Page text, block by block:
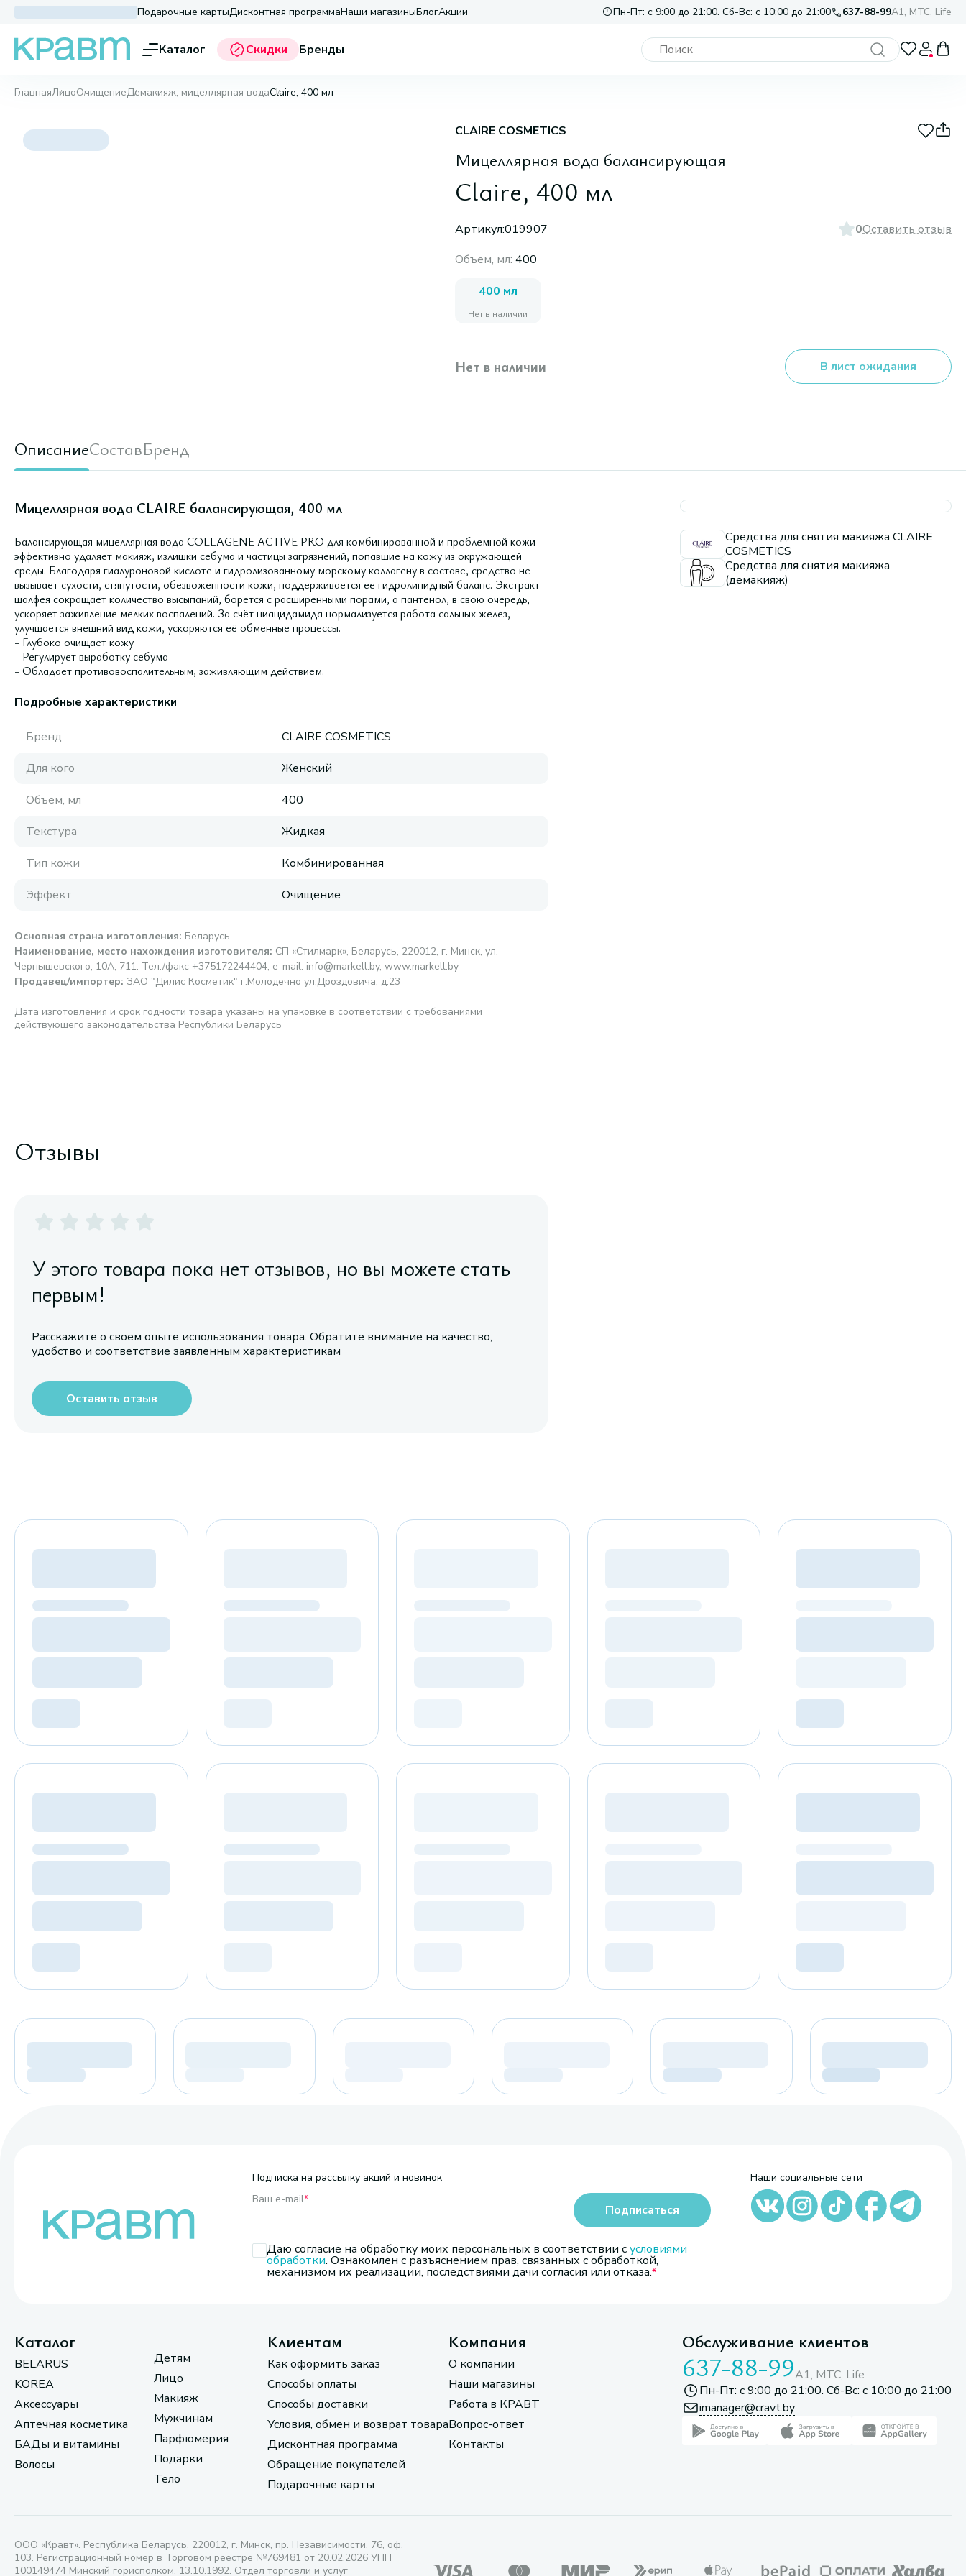
Подарочные картыДисконтная программаНаши магазиныБлогАкции Пн-Пт: с 9:00 до 21:00. Сб-Вс: с 10:00 до 21:00 637-88-99A1, МТС, Life
Каталог Скидки Бренды
ГлавнаяЛицоОчищениеДемакияж, мицеллярная водаClaire, 400 мл
CLAIRE COSMETICS
Мицеллярная вода балансирующая
Claire, 400 мл
Артикул:019907 0Оставить отзыв
Объем, мл: 400
400 мл
Нет в наличии
Нет в наличии В лист ожидания
ОписаниеСоставБренд
Мицеллярная вода CLAIRE балансирующая, 400 мл
Балансирующая мицеллярная вода COLLAGENE ACTIVE PRO для комбинированной и проблемной кожи
эффективно удаляет макияж, излишки себума и частицы загрязнений, попавшие на кожу из окружающей
среды. Благодаря гиалуроновой кислоте и гидролизованному морскому коллагену в составе, средство не
вызывает сухости, стянутости, обезвоженности кожи, поддерживается ее гидролипидный баланс. Экстракт
шалфея сокращает количество высыпаний, борется с расширенными порами, а пантенол, в свою очередь,
ускоряет заживление мелких воспалений. За счёт ниацидамида нормализуется работа сальных желез,
улучшается внешний вид кожи, ускоряются её обменные процессы.
- Глубоко очищает кожу
- Регулирует выработку себума
- Обладает противовоспалительным, заживляющим действием.
Подробные характеристики
Бренд
CLAIRE COSMETICS
Для кого
Женский
Объем, мл
400
Текстура
Жидкая
Тип кожи
Комбинированная
Эффект
Очищение
Основная страна изготовления: Беларусь
Наименование, место нахождения изготовителя: СП «Стилмарк», Беларусь, 220012, г. Минск, ул.
Чернышевского, 10А, 711. Тел./факс +375172244404, e-mail: info@markell.by, www.markell.by
Продавец/импортер: ЗАО "Дилис Косметик" г.Молодечно ул.Дроздовича, д.23
Дата изготовления и срок годности товара указаны на упаковке в соответствии с требованиями
действующего законодательства Республики Беларусь
Средства для снятия макияжа CLAIRE
COSMETICS
Средства для снятия макияжа
(демакияж)
Отзывы
У этого товара пока нет отзывов, но вы можете стать
первым!
Расскажите о своем опыте использования товара. Обратите внимание на качество,
удобство и соответствие заявленным характеристикам
Оставить отзыв
Подписка на рассылку акций и новинок
Ваш e-mail*
Даю согласие на обработку моих персональных в соответствии сусловиями
обработки. Ознакомлен с разъяснением прав, связанных с обработкой,
механизмом их реализации, последствиями дачи согласия или отказа.
Подписаться
Наши социальные сети
Каталог
BELARUS
KOREA
Аксессуары
Аптечная косметика
БАДы и витамины
Волосы
Детям
Лицо
Макияж
Мужчинам
Парфюмерия
Подарки
Тело
Клиентам
Как оформить заказ
Способы оплаты
Способы доставки
Условия, обмен и возврат товара
Дисконтная программа
Обращение покупателей
Подарочные карты
Компания
О компании
Наши магазины
Работа в КРАВТ
Вопрос-ответ
Контакты
Обслуживание клиентов
637-88-99A1, МТС, Life
Пн-Пт: с 9:00 до 21:00. Сб-Вс: с 10:00 до 21:00
imanager@cravt.by
ООО «Кравт». Республика Беларусь, 220012, г. Минск, пр. Независимости, 76, оф.
103. Регистрационный номер в Торговом реестре №769481 от 20.02.2026 УНП
100149474 Минский горисполком, 13.10.1992. Отдел торговли и услуг